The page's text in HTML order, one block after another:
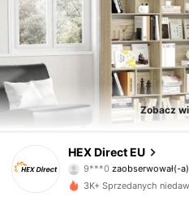
Zobacz
HEX Direct EU
9***0 zaobserwował(-a)
3K+ Sprzedanych